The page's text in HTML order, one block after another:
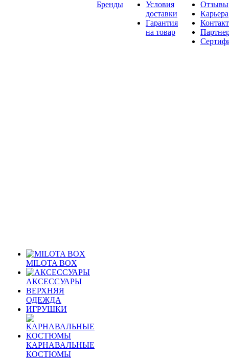
MILOTA BOX
АКСЕССУАРЫ
ВЕРХНЯЯ
ОДЕЖДА
ИГРУШКИ
КАРНАВАЛЬНЫЕ
КОСТЮМЫ
Бренды
Условия
доставки
Гарантия
на товар
Отзывы
Карьера